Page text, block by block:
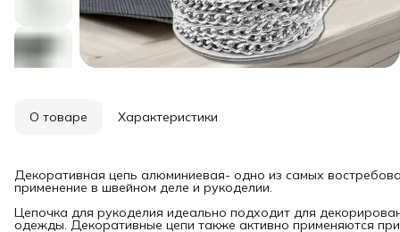
О товаре Характеристики
Декоративная цепь алюминиевая- одно из самых
применение в швейном деле и рукоделии.
Цепочка для рукоделия идеально подходит для
одежды. Декоративные цепи также активно применяются